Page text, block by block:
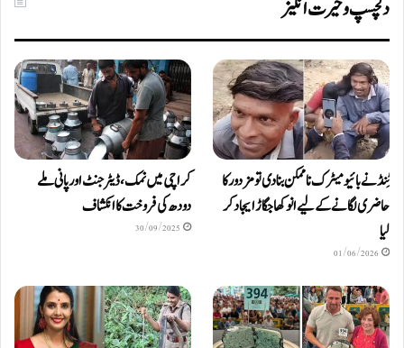
دلچسپ و حیرت انگیز
ٹِنڈ نے بائیومیٹرک ناممکن بنا دی تو مزدور کا
حاضری لگانے کے لیے انوکھا جگاڑ ایجاد کر
لیا
01/06/2026
کراچی میں نمک، ڈیٹرجنٹ اور پانی ملے
دودھ کی فروخت کا انکشاف
30/09/2025